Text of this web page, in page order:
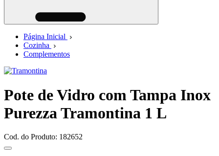
Página Inicial
Cozinha
Complementos
Pote de Vidro com Tampa Inox
Purezza Tramontina 1 L
Cod. do Produto: 182652